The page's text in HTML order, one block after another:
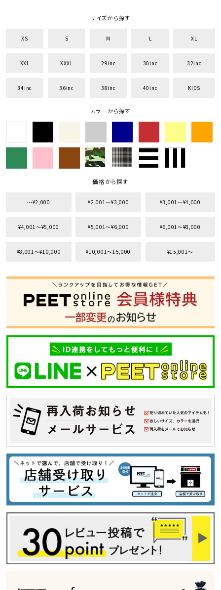
サイズから探す
XS S M L XL
XXL XXXL 29inc 30inc 32inc
34inc 36inc 38inc 40inc KIDS
カラーから探す
価格から探す
〜¥2,000 ¥2,001〜¥3,000 ¥3,001〜¥4,000
¥4,001〜¥5,000 ¥5,001〜¥6,000 ¥6,001〜¥8,000
¥8,001〜¥10,000 ¥10,001〜15,000 ¥15,001〜